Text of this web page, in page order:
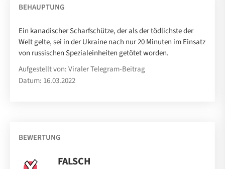
BEHAUPTUNG
Ein kanadischer Scharfschütze, der als der tödlichste der
Welt gelte, sei in der Ukraine nach nur 20 Minuten im Einsatz
von russischen Spezialeinheiten getötet worden.
Aufgestellt von: Viraler Telegram-Beitrag
Datum: 16.03.2022
BEWERTUNG
FALSCH